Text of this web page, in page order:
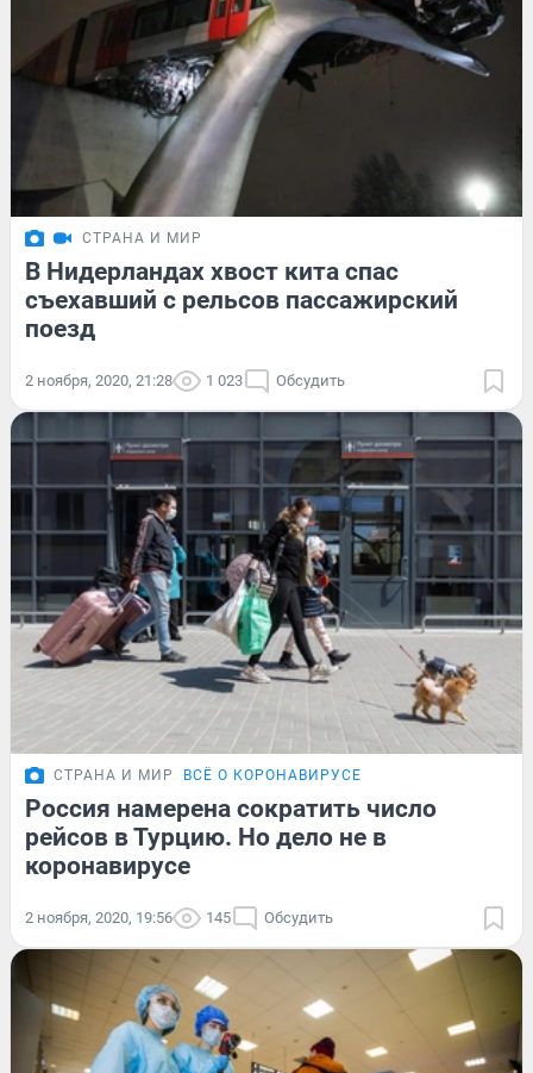
СТРАНА И МИР
В Нидерландах хвост кита спас
съехавший с рельсов пассажирский
поезд
2 ноября, 2020, 21:28 1 023 Обсудить
СТРАНА И МИР ВСЁ О КОРОНАВИРУСЕ
Россия намерена сократить число
рейсов в Турцию. Но дело не в
коронавирусе
2 ноября, 2020, 19:56 145 Обсудить